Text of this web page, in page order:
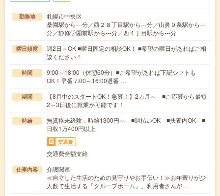
勤務地
札幌市中央区
桑園駅から---分／西２８丁目駅から---分／山鼻９条駅から---
分／静修学園前駅から---分／西４丁目駅から---分
曜日頻度
週2日～OK ■曜日固定の相談OK！ ■希望の曜日があればご相
談ください！
時間
9:00～18:00（休憩60分）■ご希望があれば下記シフトも
OK！早番 7:00～16:00遅番 …
期間
【8月中のスタートOK！急募！】2カ月～ ■ご応募から最短
2～3日後に就業が可能です！
時給
無資格未経験：時給1300円～ ■週払いOK ■扶養内OK ■
日収1万400円以上
交通費
交通費全額支給
仕事内容
介護関連
≪自立した生活のための見守りやお手伝い！≫お年寄りが少
人数で生活する「グループホーム」。利用者さんが…